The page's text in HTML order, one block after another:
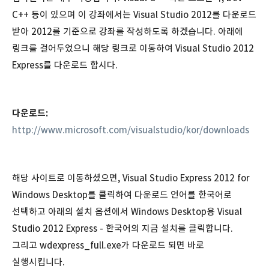
C++ 등이 있으며 이 강좌에서는 Visual Studio 2012를 다운로드
받아 2012를 기준으로 강좌를 작성하도록 하겠습니다. 아래에
링크를 걸어두었으니 해당 링크로 이동하여 Visual Studio 2012
Express를 다운로드 합시다.
다운로드:
http://www.microsoft.com/visualstudio/kor/downloads
해당 사이트로 이동하셨으면, Visual Studio Express 2012 for
Windows Desktop를 클릭하여 다운로드 언어를 한국어로
선택하고 아래의 설치 옵션에서 Windows Desktop용 Visual
Studio 2012 Express - 한국어의 지금 설치를 클릭합니다.
그리고 wdexpress_full.exe가 다운로드 되면 바로
실행시킵니다.